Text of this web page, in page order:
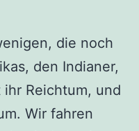
die noch
den Indianer,
Reichtum, und
Wir fahren